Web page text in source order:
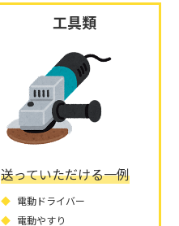
工具類
送っていただける一例
電動ドライバー
電動やすり